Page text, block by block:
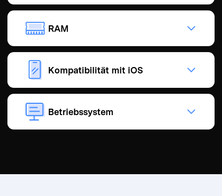
RAM
Kompatibilität mit iOS
Betriebssystem